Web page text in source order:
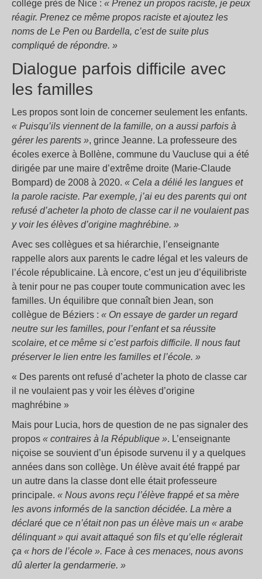
collège près de Nice : « Prenez un propos raciste, je peux
réagir. Prenez ce même propos raciste et ajoutez les
noms de Le Pen ou Bardella, c’est de suite plus
compliqué de répondre. »
Dialogue parfois difficile avec
les familles
Les propos sont loin de concerner seulement les enfants.
« Puisqu’ils viennent de la famille, on a aussi parfois à
gérer les parents », grince Jeanne. La professeure des
écoles exerce à Bollène, commune du Vaucluse qui a été
dirigée par une maire d’extrême droite (Marie-Claude
Bompard) de 2008 à 2020. « Cela a délié les langues et
la parole raciste. Par exemple, j’ai eu des parents qui ont
refusé d’acheter la photo de classe car il ne voulaient pas
y voir les élèves d’origine maghrébine. »
Avec ses collègues et sa hiérarchie, l’enseignante
rappelle alors aux parents le cadre légal et les valeurs de
l’école républicaine. Là encore, c’est un jeu d’équilibriste
à tenir pour ne pas couper toute communication avec les
familles. Un équilibre que connaît bien Jean, son
collègue de Béziers : « On essaye de garder un regard
neutre sur les familles, pour l’enfant et sa réussite
scolaire, et ce même si c’est parfois difficile. Il nous faut
préserver le lien entre les familles et l’école. »
« Des parents ont refusé d’acheter la photo de classe car
il ne voulaient pas y voir les élèves d’origine
maghrébine »
Mais pour Lucia, hors de question de ne pas signaler des
propos « contraires à la République ». L’enseignante
niçoise se souvient d’un épisode survenu il y a quelques
années dans son collège. Un élève avait été frappé par
un autre dans la classe dont elle était professeure
principale. « Nous avons reçu l’élève frappé et sa mère
les avons informés de la sanction décidée. La mère a
déclaré que ce n’était non pas un élève mais un « arabe
délinquant » qui avait attaqué son fils et qu’elle réglerait
ça « hors de l’école ». Face à ces menaces, nous avons
dû alerter la gendarmerie. »